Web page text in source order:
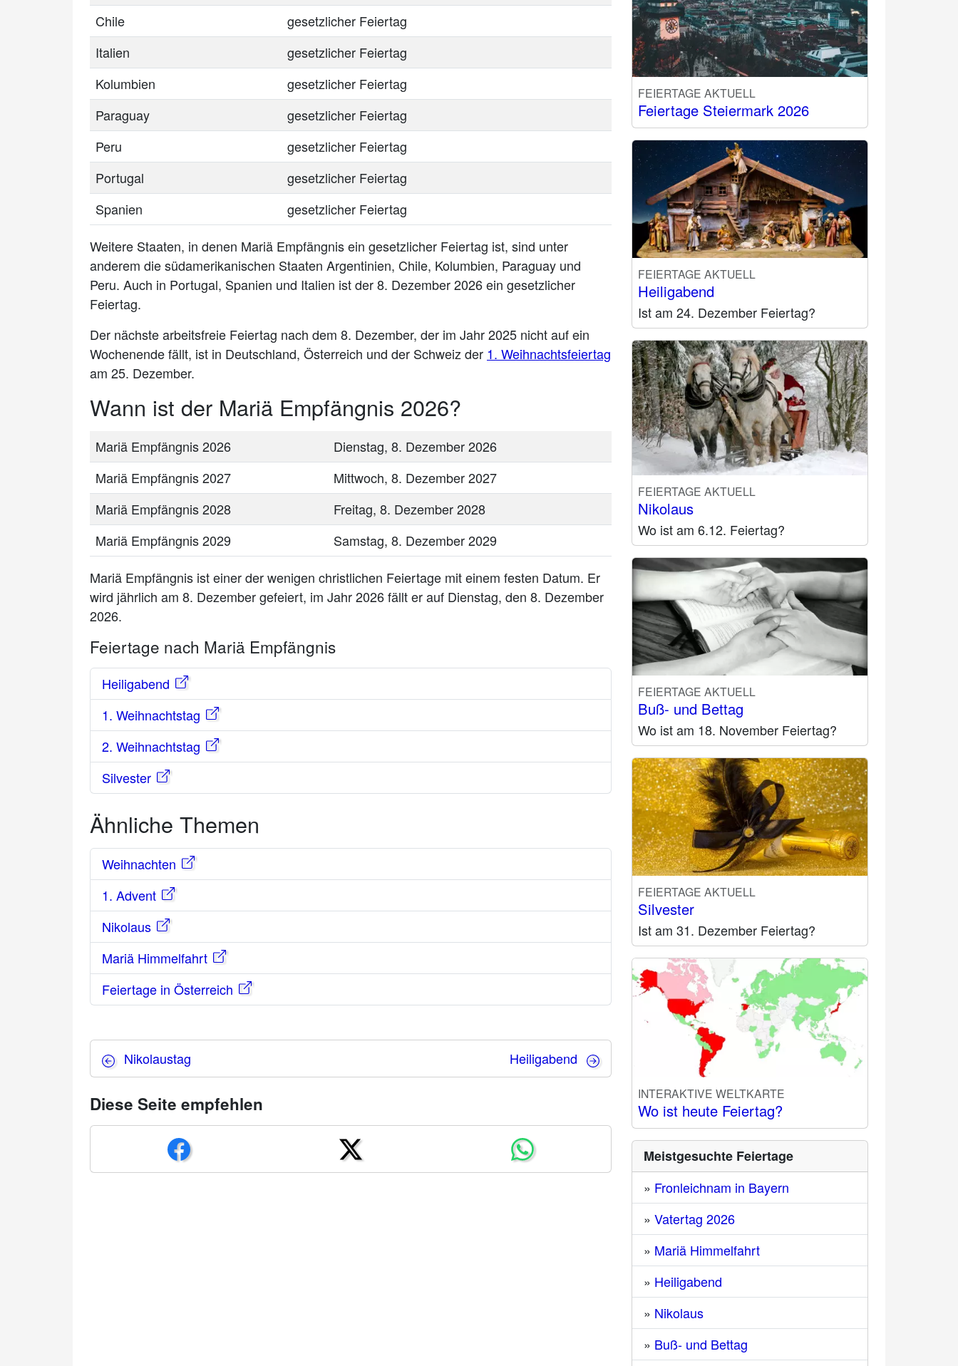
Chile
gesetzlicher Feiertag
Italien
gesetzlicher Feiertag
Kolumbien
gesetzlicher Feiertag
Paraguay
gesetzlicher Feiertag
Peru
gesetzlicher Feiertag
Portugal
gesetzlicher Feiertag
Spanien
gesetzlicher Feiertag
Weitere Staaten, in denen Mariä Empfängnis ein gesetzlicher Feiertag ist, sind unter
anderem die südamerikanischen Staaten Argentinien, Chile, Kolumbien, Paraguay und
Peru. Auch in Portugal, Spanien und Italien ist der 8. Dezember 2026 ein gesetzlicher
Feiertag.
Der nächste arbeitsfreie Feiertag nach dem 8. Dezember, der im Jahr 2025 nicht auf ein
Wochenende fällt, ist in Deutschland, Österreich und der Schweiz der 1. Weihnachtsfeiertag
am 25. Dezember.
Wann ist der Mariä Empfängnis 2026?
Mariä Empfängnis 2026
Dienstag, 8. Dezember 2026
Mariä Empfängnis 2027
Mittwoch, 8. Dezember 2027
Mariä Empfängnis 2028
Freitag, 8. Dezember 2028
Mariä Empfängnis 2029
Samstag, 8. Dezember 2029
Mariä Empfängnis ist einer der wenigen christlichen Feiertage mit einem festen Datum. Er
wird jährlich am 8. Dezember gefeiert, im Jahr 2026 fällt er auf Dienstag, den 8. Dezember
2026.
Feiertage nach Mariä Empfängnis
Heiligabend
1. Weihnachtstag
2. Weihnachtstag
Silvester
Ähnliche Themen
Weihnachten
1. Advent
Nikolaus
Mariä Himmelfahrt
Feiertage in Österreich
Nikolaustag Heiligabend
Diese Seite empfehlen
FEIERTAGE AKTUELL
Feiertage Steiermark 2026
FEIERTAGE AKTUELL
Heiligabend
Ist am 24. Dezember Feiertag?
FEIERTAGE AKTUELL
Nikolaus
Wo ist am 6.12. Feiertag?
FEIERTAGE AKTUELL
Buß- und Bettag
Wo ist am 18. November Feiertag?
FEIERTAGE AKTUELL
Silvester
Ist am 31. Dezember Feiertag?
INTERAKTIVE WELTKARTE
Wo ist heute Feiertag?
Meistgesuchte Feiertage
» Fronleichnam in Bayern
» Vatertag 2026
» Mariä Himmelfahrt
» Heiligabend
» Nikolaus
» Buß- und Bettag